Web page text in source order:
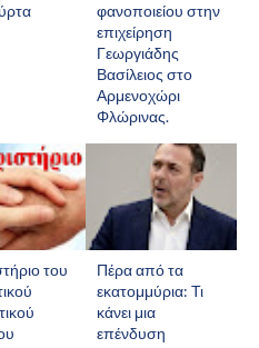
φανοποιείου στην
επιχείρηση
Γεωργιάδης
Βασίλειος στο
Αρμενοχώρι
Φλώρινας.
του
Πέρα από τα
εκατομμύρια: Τι
κάνει μια
επένδυση